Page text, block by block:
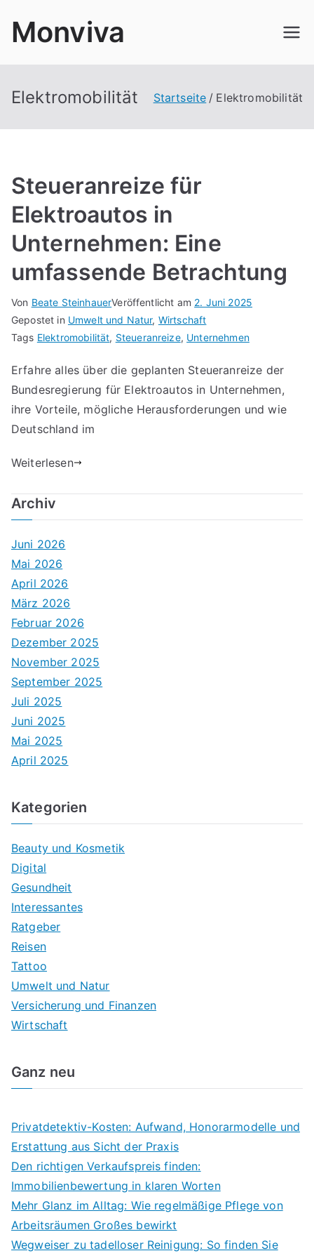
InhaltMonviva
Elektromobilität Startseite Elektromobilität
Steueranreize für
Elektroautos in
Unternehmen: Eine
umfassende Betrachtung
Von Beate SteinhauerVeröffentlicht am 2. Juni 2025
Gepostet in Umwelt und Natur, Wirtschaft
Tags Elektromobilität, Steueranreize, Unternehmen
Erfahre alles über die geplanten Steueranreize der
Bundesregierung für Elektroautos in Unternehmen,
ihre Vorteile, mögliche Herausforderungen und wie
Deutschland im
Weiterlesen
Archiv
Juni 2026
Mai 2026
April 2026
März 2026
Februar 2026
Dezember 2025
November 2025
September 2025
Juli 2025
Juni 2025
Mai 2025
April 2025
Kategorien
Beauty und Kosmetik
Digital
Gesundheit
Interessantes
Ratgeber
Reisen
Tattoo
Umwelt und Natur
Versicherung und Finanzen
Wirtschaft
Ganz neu
Privatdetektiv-Kosten: Aufwand, Honorarmodelle und
Erstattung aus Sicht der Praxis
Den richtigen Verkaufspreis finden:
Immobilienbewertung in klaren Worten
Mehr Glanz im Alltag: Wie regelmäßige Pflege von
Arbeitsräumen Großes bewirkt
Wegweiser zu tadelloser Reinigung: So finden Sie